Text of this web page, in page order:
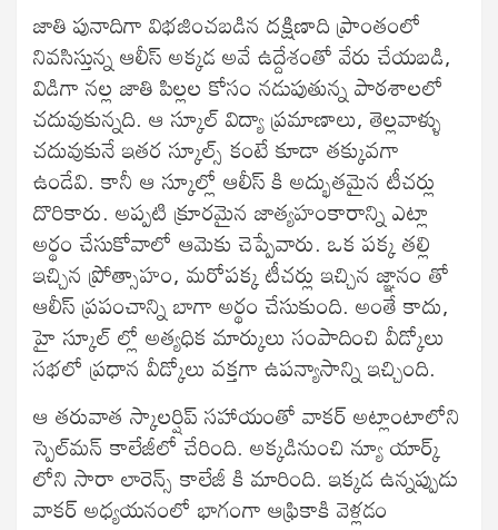
జాతి పునాదిగా విభజించబడిన దక్షిణాది ప్రాంతంలో
నివసిస్తున్న ఆలీస్ అక్కడ అవే ఉద్దేశంతో వేరు చేయబడి,
విడిగా నల్ల జాతి పిల్లల కోసం నడుపుతున్న పాఠశాలలో
చదువుకున్నది. ఆ స్కూల్ విద్యా ప్రమాణాలు, తెల్లవాళ్ళు
చదువుకునే ఇతర స్కూల్స్ కంటే కూడా తక్కువగా
ఉండేవి. కానీ ఆ స్కూల్లో ఆలీస్ కి అద్భుతమైన టీచర్లు
దొరికారు. అప్పటి క్రూరమైన జాత్యహంకారాన్ని ఎట్లా
అర్థం చేసుకోవాలో ఆమెకు చెప్పేవారు. ఒక పక్క తల్లి
ఇచ్చిన ప్రోత్సాహం, మరోపక్క టీచర్లు ఇచ్చిన జ్ఞానం తో
ఆలీస్ ప్రపంచాన్ని బాగా అర్థం చేసుకుంది. అంతే కాదు,
హై స్కూల్ ల్లో అత్యధిక మార్కులు సంపాదించి వీడ్కోలు
సభలో ప్రధాన వీడ్కోలు వక్తగా ఉపన్యాసాన్ని ఇచ్చింది.
ఆ తరువాత స్కాలర్షిప్ సహాయంతో వాకర్ అట్లాంటాలోని
స్పెల్‌మన్ కాలేజీలో చేరింది. అక్కడినుంచి న్యూ యార్క్
లోని సారా లారెన్స్ కాలేజీ కి మారింది. ఇక్కడ ఉన్నప్పుడు
వాకర్ అధ్యయనంలో భాగంగా ఆఫ్రికాకి వెళ్లడం